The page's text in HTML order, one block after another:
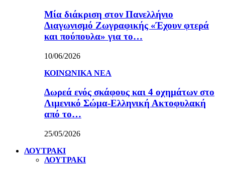
Μία διάκριση στον Πανελλήνιο
Διαγωνισμό Ζωγραφικής «Έχουν φτερά
και πούπουλα» για το…
10/06/2026
ΚΟΙΝΩΝΙΚΑ ΝΕΑ
Δωρεά ενός σκάφους και 4 οχημάτων στο
Λιμενικό Σώμα-Ελληνική Ακτοφυλακή
από το…
25/05/2026
ΛΟΥΤΡΑΚΙ
ΛΟΥΤΡΑΚΙ